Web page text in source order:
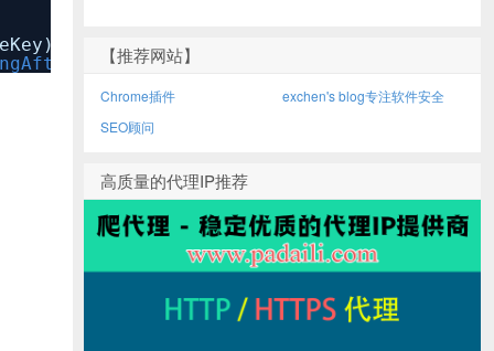
【推荐网站】
Chrome插件
exchen's blog专注软件安全
SEO顾问
高质量的代理IP推荐